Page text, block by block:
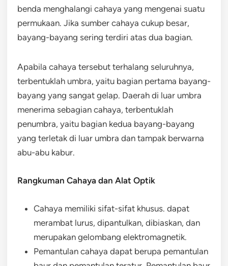
benda menghalangi cahaya yang mengenai suatu
permukaan. Jika sumber cahaya cukup besar,
bayang-bayang sering terdiri atas dua bagian.
Apabila cahaya tersebut terhalang seluruhnya,
terbentuklah umbra, yaitu bagian pertama bayang-
bayang yang sangat gelap. Daerah di luar umbra
menerima sebagian cahaya, terbentuklah
penumbra, yaitu bagian kedua bayang-bayang
yang terletak di luar umbra dan tampak berwarna
abu-abu kabur.
Rangkuman Cahaya dan Alat Optik
Cahaya memiliki sifat-sifat khusus. dapat
merambat lurus, dipantulkan, dibiaskan, dan
merupakan gelombang elektromagnetik.
Pemantulan cahaya dapat berupa pemantulan